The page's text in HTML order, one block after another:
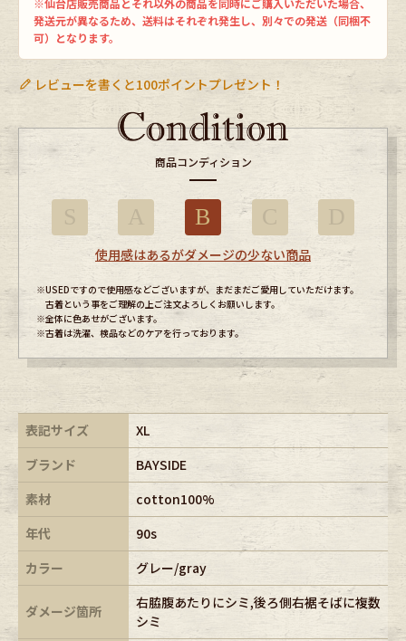
発送元が異なるため、送料はそれぞれ発生し、別々での発送（同梱不
可）となります。
レビューを書くと100ポイントプレゼント！
商品コンディション
B
使用感はあるがダメージの少ない商品
※USEDですので使用感などございますが、まだまだご愛用していただけます。
古着という事をご理解の上ご注文よろしくお願いします。
※全体に色あせがございます。
※古着は洗濯、検品などのケアを行っております。
表記サイズ
XL
ブランド
BAYSIDE
素材
cotton100%
年代
90s
カラー
グレー/gray
ダメージ箇所
右脇腹あたりにシミ,後ろ側右裾そばに複数
シミ